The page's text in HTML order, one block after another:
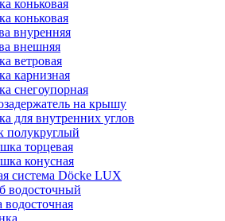
коньковая
коньковая
внуренняя
внешняя
ветровая
карнизная
снегоупорная
на крышу
для внутренних углов
полукруглый
торцевая
конусная
система Döcke LUX
водосточный
водосточная